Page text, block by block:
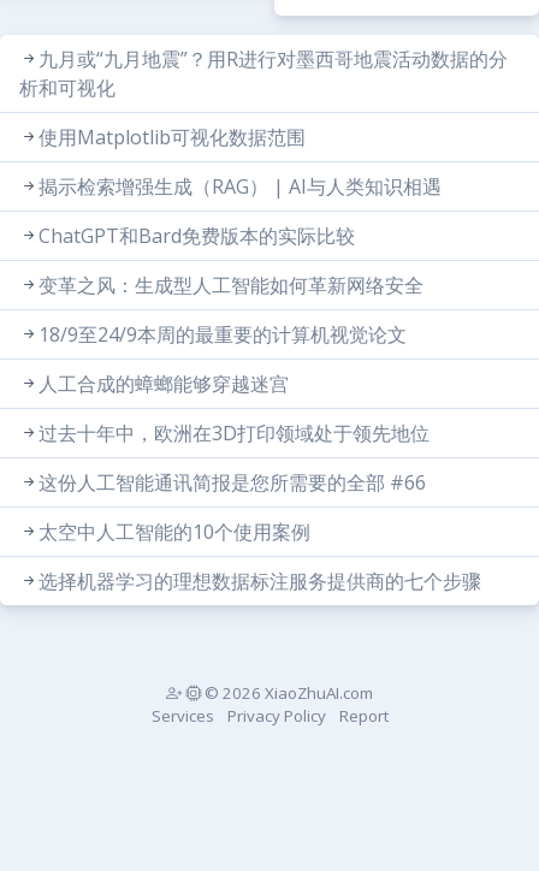
九月或“九月地震”？用R进行对墨西哥地震活动数据的分
析和可视化
使用Matplotlib可视化数据范围
揭示检索增强生成（RAG） | AI与人类知识相遇
ChatGPT和Bard免费版本的实际比较
变革之风：生成型人工智能如何革新网络安全
18/9至24/9本周的最重要的计算机视觉论文
人工合成的蟑螂能够穿越迷宫
过去十年中，欧洲在3D打印领域处于领先地位
这份人工智能通讯简报是您所需要的全部 #66
太空中人工智能的10个使用案例
选择机器学习的理想数据标注服务提供商的七个步骤
© 2026 XiaoZhuAI.com
Services
Privacy Policy Report